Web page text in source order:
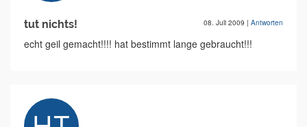
tut nichts! 08. Juli 2009 | Antworten
echt geil gemacht!!!! hat bestimmt lange gebraucht!!!